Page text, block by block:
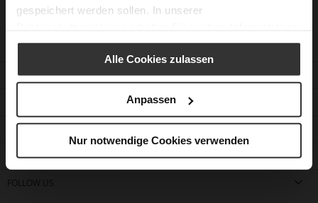
gespeichert werden sollen. In unserer
Alle Cookies zulassen
Anpassen
Nur notwendige Cookies verwenden
KUNDENSERVICE
UNTERNEHMEN
STORE FINDEN
FOLLOW US